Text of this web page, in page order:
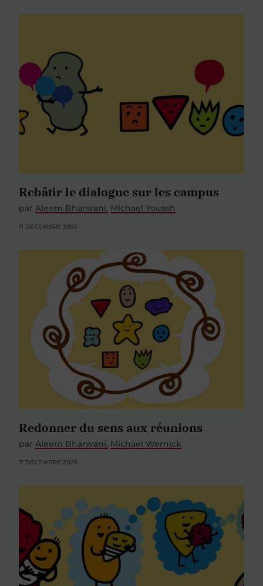
Rebâtir le dialogue sur les campus
par Aleem Bharwani Michael Youash
11 DÉCEMBRE 2025
Redonner du sens aux réunions
par Aleem Bharwani Michael Wernick
11 DÉCEMBRE 2025